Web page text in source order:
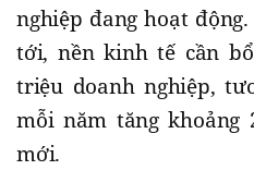
nghiệp đang hoạt
tới, nền kinh tế cần
triệu doanh nghiệp,
mỗi năm tăng khoảng
mới.